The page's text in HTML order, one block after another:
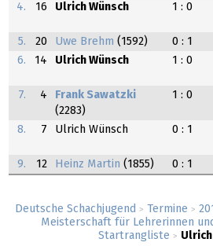
Deutsche Schachjugend > Termine >
Meisterschaft für Lehrerinnen
Startrangliste > Ulrich
4. 16 Ulrich Wünsch 1 : 0
5.
20 Uwe Brehm (1592) 0 : 1
6.
14 Ulrich Wünsch 1 : 0
7.
4
Frank Sawatzki
(2283)
1 : 0
8. 7 Ulrich Wünsch 0 : 1
9.
12 Heinz Martin (1855) 0 : 1